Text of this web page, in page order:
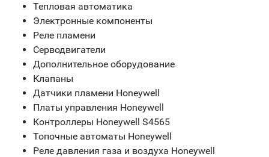
Тепловая автоматика
Электронные компоненты
Реле пламени
Серводвигатели
Дополнительное оборудование
Клапаны
Датчики пламени Honeywell
Платы управления Honeywell
Контроллеры Honeywell S4565
Топочные автоматы Honeywell
Реле давления газа и воздуха Honeywell